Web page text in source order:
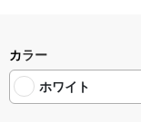
<デザイン画集&グッズ
＿＿＿＿＿＿＿＿＿＿
小説 [刺すように燃え
挿画&グッズカタログ
＜著者:絵本/挿画作成
＜著者 : 作詞＞ 凛
日本語版: https://
英語版: https://
カラー
ホワイト